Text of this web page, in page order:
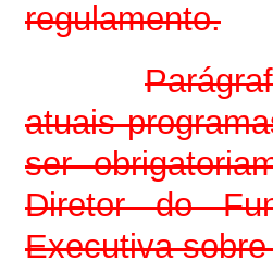
regulamento.
atuais
ser
Diretor do
Executiva